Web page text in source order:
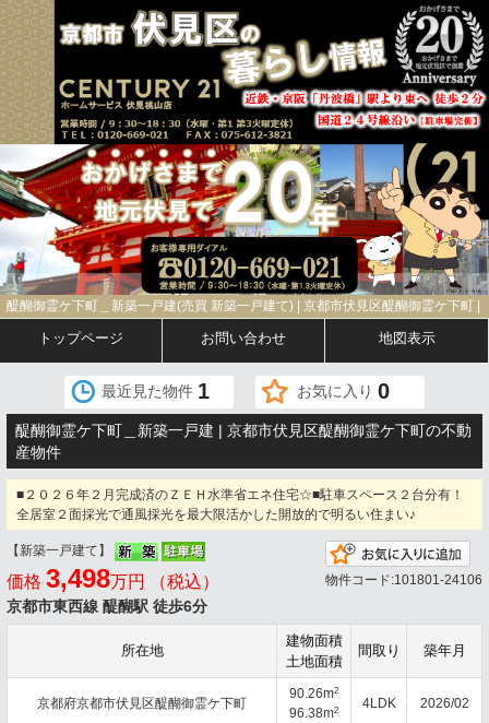
醍醐御霊ケ下町＿新築一戸建(売買 新築一戸建て) | 京都市伏見区醍醐御霊ケ下町 |
トップページ お問い合わせ 地図表示
最近見た物件 1 お気に入り 0
醍醐御霊ケ下町＿新築一戸建 | 京都市伏見区醍醐御霊ケ下町の不動
産物件
■２０２６年２月完成済のＺＥＨ水準省エネ住宅☆■駐車スペース２台分有！
全居室２面採光で通風採光を最大限活かした開放的で明るい住まい♪
【新築一戸建て】
価格 3,498万円 （税込）
京都市東西線 醍醐駅 徒歩6分
物件コード:101801-24106
所在地
建物面積
土地面積
間取り 築年月
京都府京都市伏見区醍醐御霊ケ下町
90.26m2
96.38m2 4LDK 2026/02